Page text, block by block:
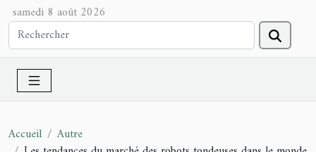
samedi 8 août 2026
Accueil
Autre